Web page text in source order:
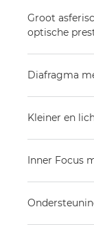
Groot
optische
Diafragma
Kleiner en
Inner Focus